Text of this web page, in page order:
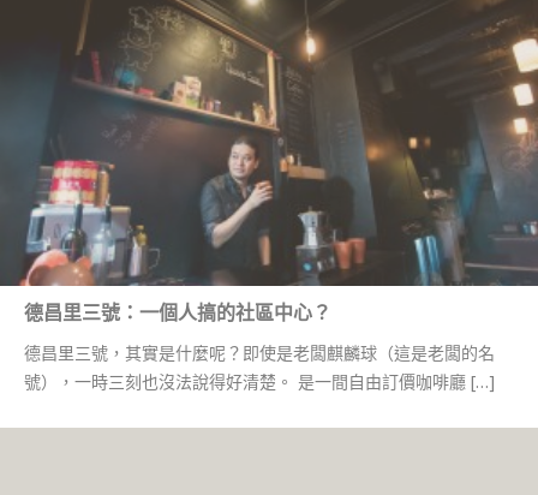
德昌里三號：一個人搞的社區中心？
德昌里三號，其實是什麼呢？即使是老闆麒麟球（這是老闆的名
號），一時三刻也沒法說得好清楚。 是一間自由訂價咖啡廳 […]